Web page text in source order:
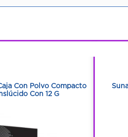
Con Polvo Compacto
Con 12 G